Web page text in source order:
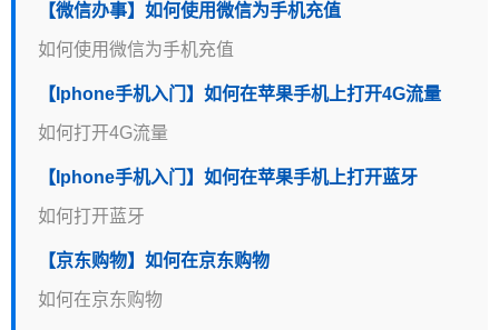
【微信办事】如何使用微信为手机充值
如何使用微信为手机充值
【Iphone手机入门】如何在苹果手机上打开4G流量
如何打开4G流量
【Iphone手机入门】如何在苹果手机上打开蓝牙
如何打开蓝牙
【京东购物】如何在京东购物
如何在京东购物